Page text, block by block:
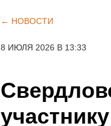
← НОВОСТИ
8 ИЮЛЯ 2026 В 13:33